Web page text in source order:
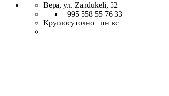
Вера, ул. Zandukeli, 32
+995 558 55 76 33
Круглосуточно пн-вс